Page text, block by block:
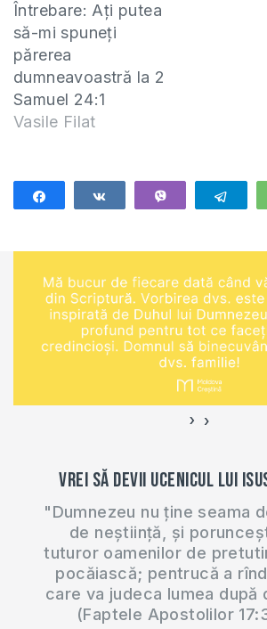
Întrebare: Ați putea
să-mi spuneți
părerea
dumneavoastră la 2
Samuel 24:1
comparat cu 1
să facă
numărătoarea
sau Satana? Și într-
un text și în al doilea
este începutul
relatării unuia și
aceluiași eveniment
făcută de împăratul
Vasile Filat
‹ ›
Vrei să devii ucenicul lui
"Dumnezeu nu ține seama
de neștiință, și
tuturor oamenilor de
pocăiască; pentrucă a
care va judeca lumea după
(Faptele Apostolilor